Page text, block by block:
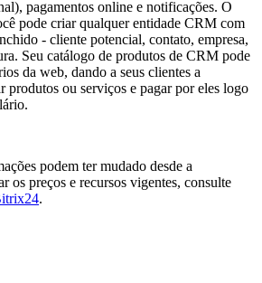
pagamentos online e notificações. O
pode criar qualquer entidade CRM com
- cliente potencial, contato, empresa,
Seu catálogo de produtos de CRM pode
da web, dando a seus clientes a
produtos ou serviços e pagar por eles logo
podem ter mudado desde a
os preços e recursos vigentes, consulte
.